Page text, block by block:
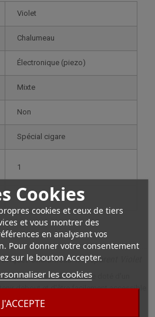
Cookies
cookies et ceux de tiers
et vous montrer des
en analysant vos
Pour donner votre consentement
sur le bouton Accepter.
les cookies
J'ACCEPTE
Violet
Chalumeau
électronique (piezo)
mixte
non
spécial cigare
1
gaz
Chalumeau Transparent Violet
briquet de table pratique doté d'un
debout et d'être facilement accessible
table.